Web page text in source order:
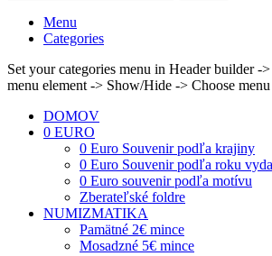
Menu
Categories
Set your categories menu in Header builder
menu element -> Show/Hide -> Choose menu
DOMOV
0 EURO
0 Euro Souvenir podľa krajiny
0 Euro Souvenir podľa roku
0 Euro souvenir podľa motívu
Zberateľské foldre
NUMIZMATIKA
Pamätné 2€ mince
Mosadzné 5€ mince